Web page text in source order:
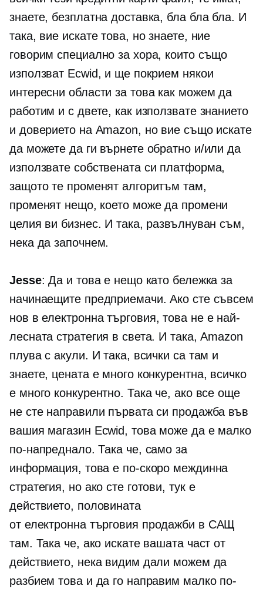
знаете, безплатна доставка, бла бла бла. И
така, вие искате това, но знаете, ние
говорим специално за хора, които също
използват Ecwid, и ще покрием някои
интересни области за това как можем да
работим и с двете, как използвате знанието
и доверието на Amazon, но вие също искате
да можете да ги върнете обратно и/или да
използвате собствената си платформа,
защото те променят алгоритъм там,
променят нещо, което може да промени
целия ви бизнес. И така, развълнуван съм,
нека да започнем.
Jesse: Да и това е нещо като бележка за
начинаещите предприемачи. Ако сте съвсем
нов велектронна търговия, това не е най-
лесната стратегия в света. И така, Amazon
плува с акули. И така, всички са там и
знаете, цената е много конкурентна, всичко
е много конкурентно. Така че, ако все още
не сте направили първата си продажба във
вашия магазин Ecwid, това може да е малко
по-напреднало. Така че, само за
информация, това е по-скоро междинна
стратегия, но ако сте готови, тук е
действието, половината
от електронна търговия продажби в САЩ
там. Така че, ако искате вашата част от
действието, нека видим дали можем да
разбием това и да го направим малко по-